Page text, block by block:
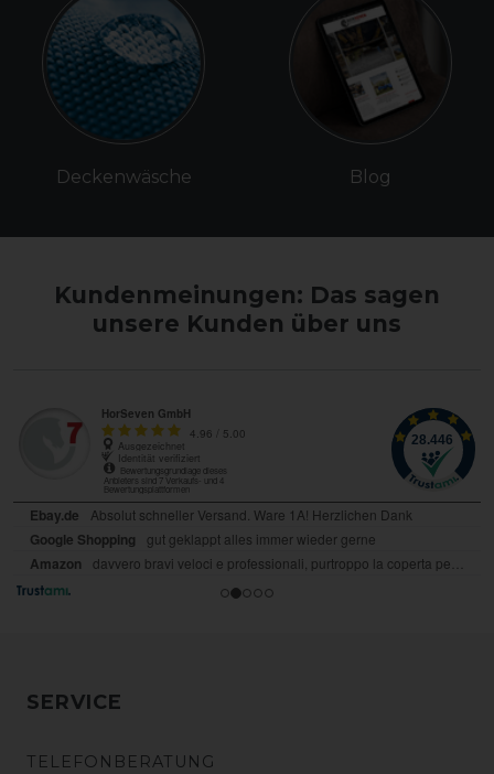
Deckenwäsche Blog
Kundenmeinungen: Das sagen
unsere Kunden über uns
SERVICE
TELEFONBERATUNG